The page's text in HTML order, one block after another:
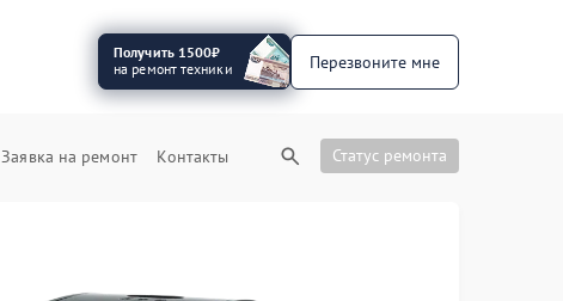
Получить 1500₽
на ремонт техники
Перезвоните мне
Заявка на ремонт Контакты Статус ремонта